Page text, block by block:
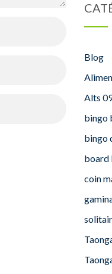
Blog
Alts
bingo
bingo
board
coin